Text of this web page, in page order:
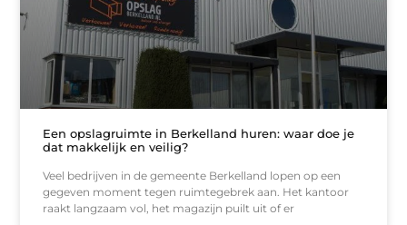
Een opslagruimte in Berkelland huren: waar doe je
dat makkelijk en veilig?
Veel bedrijven in de gemeente Berkelland lopen op een
gegeven moment tegen ruimtegebrek aan. Het kantoor
raakt langzaam vol, het magazijn puilt uit of er